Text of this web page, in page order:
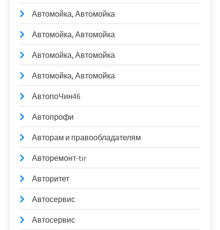
Автомойка, Автомойка
Автомойка, Автомойка
Автомойка, Автомойка
Автомойка, Автомойка
АвтопоЧин46
Автопрофи
Авторам и правообладателям
Авторемонт-tir
Авторитет
Автосервис
Автосервис